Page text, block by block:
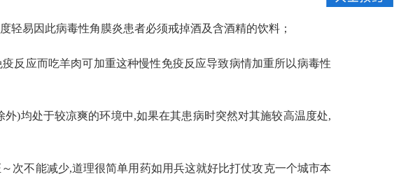
易因此病毒性角膜炎患者必须戒掉酒及含酒精的饮料；
应而吃羊肉可加重这种慢性免疫反应导致病情加重所以病毒性
均处于较凉爽的环境中,如果在其患病时突然对其施较高温度处,
不能减少,道理很简单用药如用兵这就好比打仗攻克一个城市本